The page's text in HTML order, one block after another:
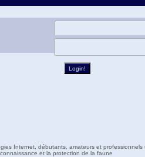
Internet, débutants, amateurs et professionnels
et la protection de la faune